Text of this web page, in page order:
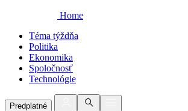
Home
Téma týždňa
Politika
Ekonomika
Spoločnosť
Technológie
Predplatné